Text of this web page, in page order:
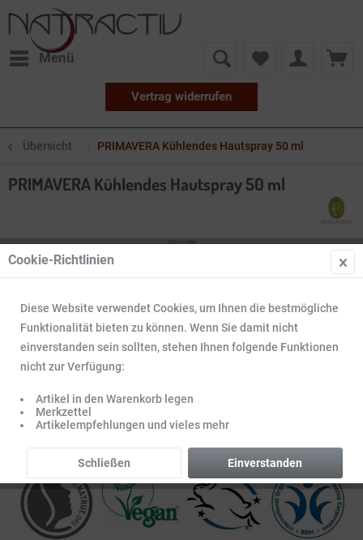
Menü
Vertrag widerrufen
Übersicht PRIMAVERA Kühlendes Hautspray 50 ml
PRIMAVERA Kühlendes Hautspray 50 ml
Cookie-Richtlinien
Diese Website verwendet Cookies, um Ihnen die bestmögliche
Funktionalität bieten zu können. Wenn Sie damit nicht
einverstanden sein sollten, stehen Ihnen folgende Funktionen
nicht zur Verfügung:
Artikel in den Warenkorb legen
Merkzettel
Artikelempfehlungen und vieles mehr
Einverstanden
Schließen